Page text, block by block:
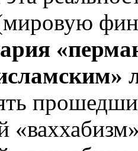
(мировую